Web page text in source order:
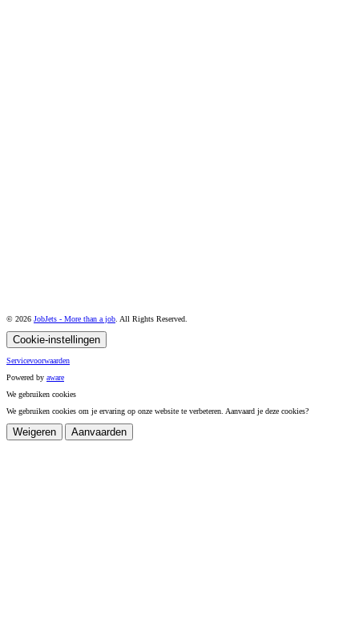
© 2026 JobJets - More than a job . All Rights Reserved.
Cookie-instellingen
Servicevoorwaarden
Powered by aware
We gebruiken cookies
We gebruiken cookies om je ervaring op onze website te verbeteren. Aanvaard je deze cookies?
Weigeren Aanvaarden